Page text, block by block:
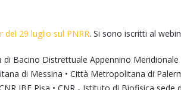
del 29 luglio sul PNRR. Si sono iscritti al
di Bacino Distrettuale Appennino
di Messina • Città Metropolitana di